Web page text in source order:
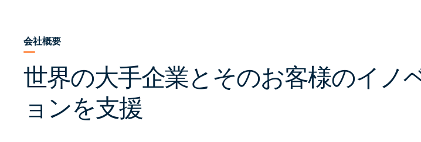
会社概要
世界の大手企業とそのお客様のイノ
ョンを支援